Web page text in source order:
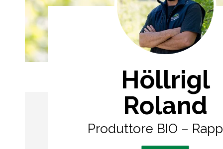
Höllrigl
Roland
Produttore BIO –